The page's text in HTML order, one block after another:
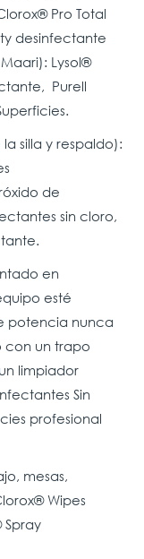
Pro Total
desinfectante
Lysol®
Purell
silla y respaldo):
de
sin cloro,
en
esté
potencia nunca
con un trapo
limpiador
Sin
profesional
mesas,
Wipes
Spray